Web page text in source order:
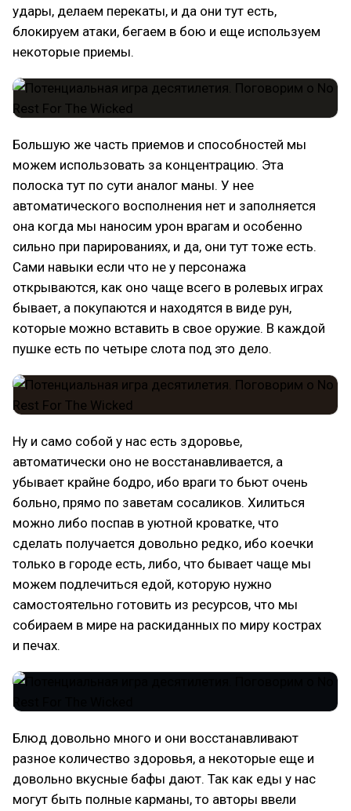
удары, делаем перекаты, и да они тут есть,
блокируем атаки, бегаем в бою и еще используем
некоторые приемы.
Большую же часть приемов и способностей мы
можем использовать за концентрацию. Эта
полоска тут по сути аналог маны. У нее
автоматического восполнения нет и заполняется
она когда мы наносим урон врагам и особенно
сильно при парированиях, и да, они тут тоже есть.
Сами навыки если что не у персонажа
открываются, как оно чаще всего в ролевых играх
бывает, а покупаются и находятся в виде рун,
которые можно вставить в свое оружие. В каждой
пушке есть по четыре слота под это дело.
Ну и само собой у нас есть здоровье,
автоматически оно не восстанавливается, а
убывает крайне бодро, ибо враги то бьют очень
больно, прямо по заветам сосаликов. Хилиться
можно либо поспав в уютной кроватке, что
сделать получается довольно редко, ибо коечки
только в городе есть, либо, что бывает чаще мы
можем подлечиться едой, которую нужно
самостоятельно готовить из ресурсов, что мы
собираем в мире на раскиданных по миру кострах
и печах.
Блюд довольно много и они восстанавливают
разное количество здоровья, а некоторые еще и
довольно вкусные бафы дают. Так как еды у нас
могут быть полные карманы, то авторы ввели